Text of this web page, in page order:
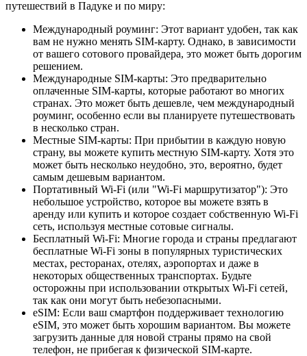
путешествий в Падуке и по миру:
Международный роуминг: Этот вариант удобен, так как
вам не нужно менять SIM-карту. Однако, в зависимости
от вашего сотового провайдера, это может быть дорогим
решением.
Международные SIM-карты: Это предварительно
оплаченные SIM-карты, которые работают во многих
странах. Это может быть дешевле, чем международный
роуминг, особенно если вы планируете путешествовать
в несколько стран.
Местные SIM-карты: При прибытии в каждую новую
страну, вы можете купить местную SIM-карту. Хотя это
может быть несколько неудобно, это, вероятно, будет
самым дешевым вариантом.
Портативный Wi-Fi (или "Wi-Fi маршрутизатор"): Это
небольшое устройство, которое вы можете взять в
аренду или купить и которое создает собственную Wi-Fi
сеть, используя местные сотовые сигналы.
Бесплатный Wi-Fi: Многие города и страны предлагают
бесплатные Wi-Fi зоны в популярных туристических
местах, ресторанах, отелях, аэропортах и даже в
некоторых общественных транспортах. Будьте
осторожны при использовании открытых Wi-Fi сетей,
так как они могут быть небезопасными.
eSIM: Если ваш смартфон поддерживает технологию
eSIM, это может быть хорошим вариантом. Вы можете
загрузить данные для новой страны прямо на свой
телефон, не прибегая к физической SIM-карте.